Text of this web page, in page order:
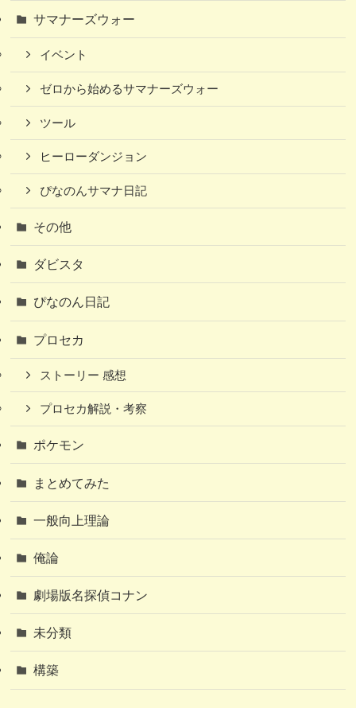
サマナーズウォー
イベント
ゼロから始めるサマナーズウォー
ツール
ヒーローダンジョン
ぴなのんサマナ日記
その他
ダビスタ
ぴなのん日記
プロセカ
ストーリー 感想
プロセカ解説・考察
ポケモン
まとめてみた
一般向上理論
俺論
劇場版名探偵コナン
未分類
構築